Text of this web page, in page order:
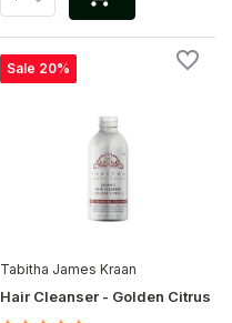
Sale 20%
Tabitha James Kraan
Hair Cleanser - Golden Citrus